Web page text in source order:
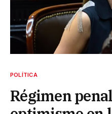
POLÍTICA
Régimen